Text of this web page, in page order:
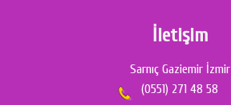
İletişim
Sarnıç Gaziemir İzmir
(0551) 271 48 58